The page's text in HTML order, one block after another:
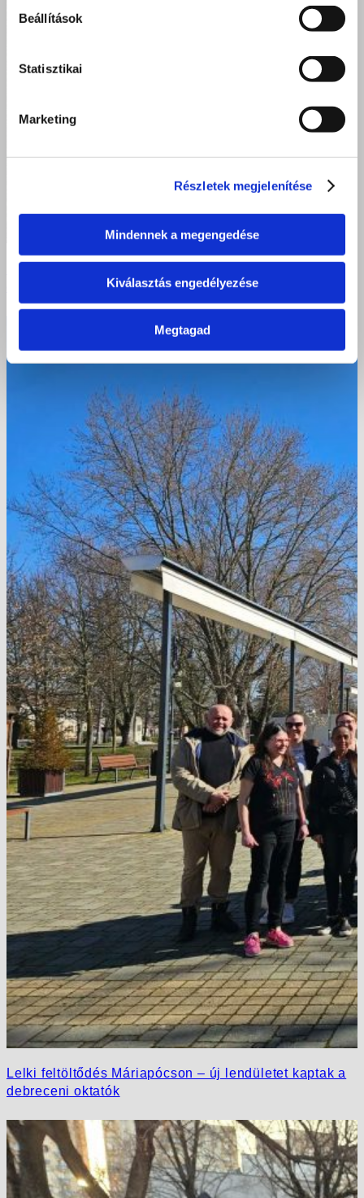
Beállítások
Statisztikai
Marketing
Részletek megjelenítése
Mindennek a megengedése
Kiválasztás engedélyezése
Megtagad
Bronzérem és példaértékű küzdelem – debreceni
diákok a FairPlay Focikupán
Lelki feltöltődés Máriapócson – új lendületet kaptak a
debreceni oktatók